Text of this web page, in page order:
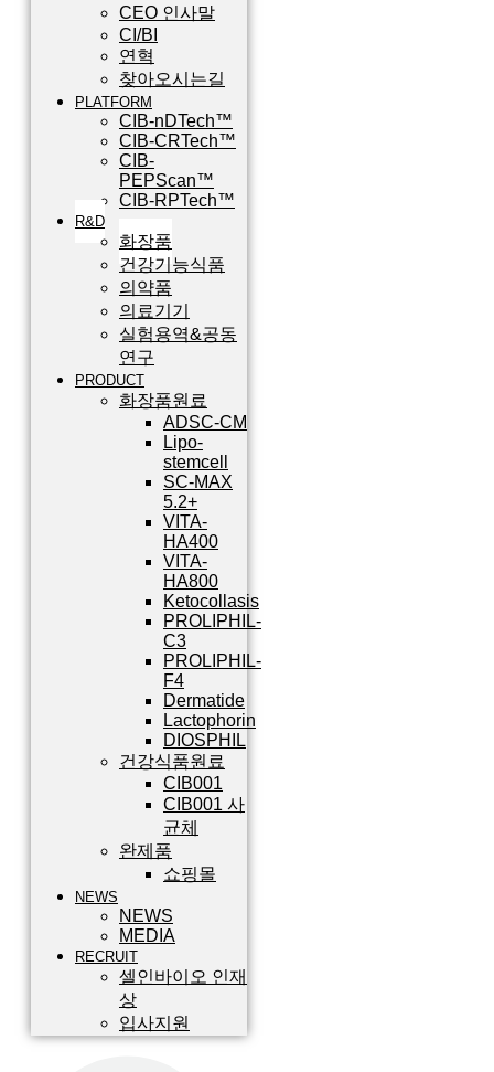
CEO 인사말
CI/BI
연혁
찾아오시는길
PLATFORM
CIB-nDTech™
CIB-CRTech™
CIB-
PEPScan™
CIB-RPTech™
R&D
화장품
건강기능식품
의약품
의료기기
실험용역&공동
연구
PRODUCT
화장품원료
ADSC-CM
Lipo-
stemcell
SC-MAX
5.2+
VITA-
HA400
VITA-
HA800
Ketocollasis
PROLIPHIL-
C3
PROLIPHIL-
F4
Dermatide
Lactophorin
DIOSPHIL
건강식품원료
CIB001
CIB001 사
균체
완제품
쇼핑몰
NEWS
NEWS
MEDIA
RECRUIT
셀인바이오 인재
상
입사지원